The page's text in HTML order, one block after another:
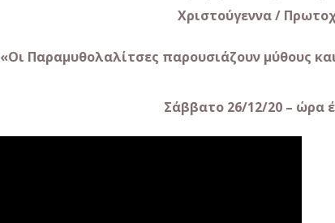
Χριστούγεννα /
«Οι Παραμυθολαλίτσες παρουσιάζουν μύθους
Σάββατο 26/12/20 – ώρα